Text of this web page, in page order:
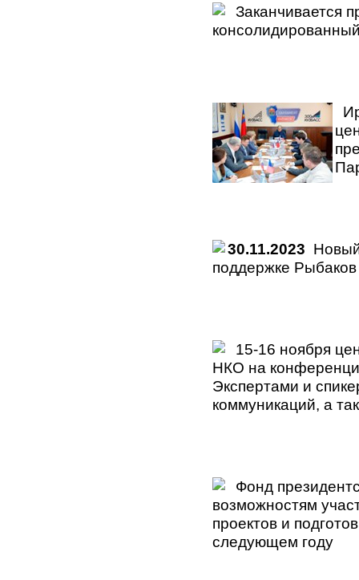
Заканчивается
30.11.2023
поддержке
15-16 ноября
НКО на
Экспертами и
коммуникаций, а
Фонд
возможностям
проектов и
следующем году